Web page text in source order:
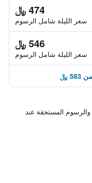
474 ﷼
سعر الليلة شامل الرسوم
546 ﷼
سعر الليلة شامل الرسوم
المستحقة عند